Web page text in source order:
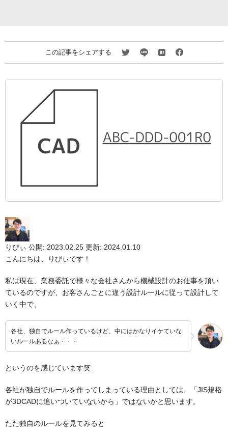
この記事をシェアする
りびぃ 公開: 2023.02.25 更新: 2024.01.10
こんにちは、りびぃです！
私は現在、業務委託で様々な会社さんから機械設計のお仕事を頂い
ているのですが、お客さんごとに違う設計ルールに従って設計して
いく中で、
各社、独自でルール作っているけど、中にはかなりイケていな
いルールあるなぁ・・・
というのを感じています笑
各社が独自でルールを作ってしまっている理由としては、「JIS規格
が3DCADに追いついていないから」ではないかと思います。
ただ独自のルールを見てみると